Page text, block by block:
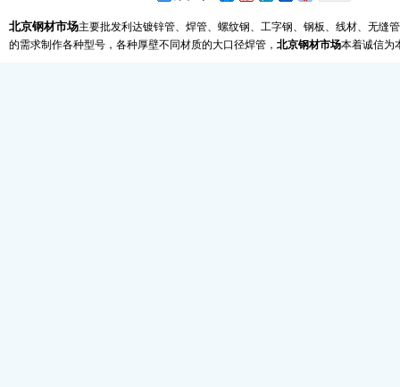
北京钢材市场主要批发利达镀锌管、焊管、螺纹钢、工字钢、钢板、线材、无缝
的需求制作各种型号，各种厚壁不同材质的大口径焊管， 北京钢材市场本着诚信为